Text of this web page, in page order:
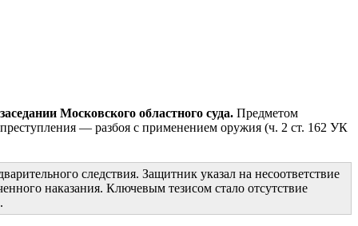
Московского областного суда. Предметом
— разбоя с применением оружия (ч. 2 ст. 162 УК
следствия. Защитник указал на несоответствие
наказания. Ключевым тезисом стало отсутствие